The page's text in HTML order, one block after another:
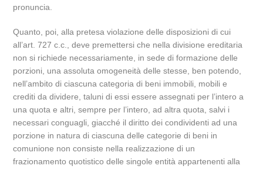
pronuncia.
Quanto, poi, alla pretesa violazione delle disposizioni di cui
all’art. 727 c.c., deve premettersi che nella divisione ereditaria
non si richiede necessariamente, in sede di formazione delle
porzioni, una assoluta omogeneità delle stesse, ben potendo,
nell’ambito di ciascuna categoria di beni immobili, mobili e
crediti da dividere, taluni di essi essere assegnati per l’intero a
una quota e altri, sempre per l’intero, ad altra quota, salvi i
necessari conguagli, giacché il diritto dei condividenti ad una
porzione in natura di ciascuna delle categorie di beni in
comunione non consiste nella realizzazione di un
frazionamento quotistico delle singole entità appartenenti alla